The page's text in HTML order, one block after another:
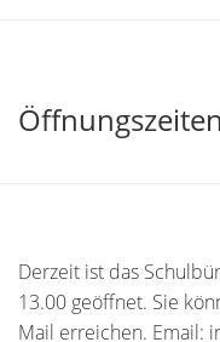
Derzeit ist das
13.00 geöffnet. Sie
Mail erreichen. Email: